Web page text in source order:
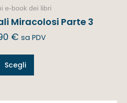
e-book dei libri
Miracolosi Parte 3
€ sa PDV
Scegli